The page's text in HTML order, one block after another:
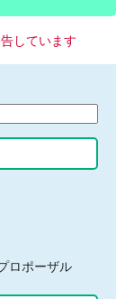
しています
ロポーザル